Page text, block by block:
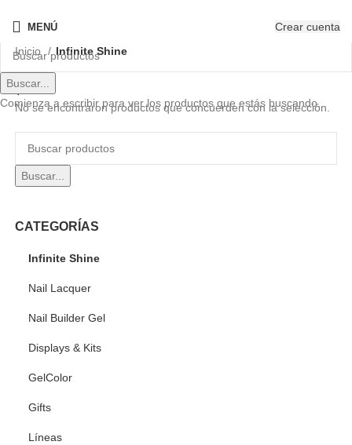
MENÚ Crear cuenta
CATEGORÍAS
Infinite Shine
Nail Lacquer
Nail Builder Gel
Displays & Kits
GelColor
Gifts
Líneas
Inicio Infinite Shine
No se encontraron productos que concuerden con la selección.
Buscar...
Buscar...
Comienza a escribir para ver los productos que estás buscando.